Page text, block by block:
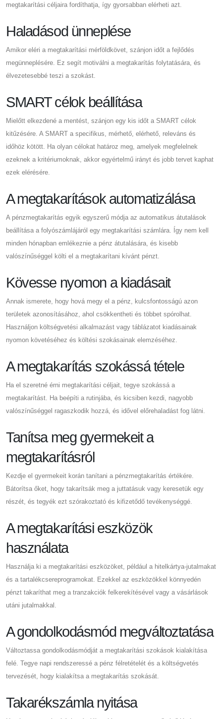
megtakarítási céljaira fordíthatja, így gyorsabban elérheti azt.
Haladásod ünneplése
Amikor eléri a megtakarítási mérföldkövet, szánjon időt a fejlődés
megünneplésére. Ez segít motiválni a megtakarítás folytatására, és
élvezetesebbé teszi a szokást.
SMART célok beállítása
Mielőtt elkezdené a mentést, szánjon egy kis időt a SMART célok
kitűzésére. A SMART a specifikus, mérhető, elérhető, releváns és
időhöz kötött. Ha olyan célokat határoz meg, amelyek megfelelnek
ezeknek a kritériumoknak, akkor egyértelmű irányt és jobb tervet kaphat
ezek elérésére.
A megtakarítások automatizálása
A pénzmegtakarítás egyik egyszerű módja az automatikus átutalások
beállítása a folyószámlájáról egy megtakarítási számlára. Így nem kell
minden hónapban emlékeznie a pénz átutalására, és kisebb
valószínűséggel költi el a megtakarítani kívánt pénzt.
Kövesse nyomon a kiadásait
Annak ismerete, hogy hová megy el a pénz, kulcsfontosságú azon
területek azonosításához, ahol csökkentheti és többet spórolhat.
Használjon költségvetési alkalmazást vagy táblázatot kiadásainak
nyomon követéséhez és költési szokásainak elemzéséhez.
A megtakarítás szokássá tétele
Ha el szeretné érni megtakarítási céljait, tegye szokássá a
megtakarítást. Ha beépíti a rutinjába, és kicsiben kezdi, nagyobb
valószínűséggel ragaszkodik hozzá, és idővel előrehaladást fog látni.
Tanítsa meg gyermekeit a
megtakarításról
Kezdje el gyermekeit korán tanítani a pénzmegtakarítás értékére.
Bátorítsa őket, hogy takarítsák meg a juttatásuk vagy keresetük egy
részét, és tegyék ezt szórakoztató és kifizetődő tevékenységgé.
A megtakarítási eszközök
használata
Használja ki a megtakarítási eszközöket, például a hitelkártya-jutalmakat
és a tartalékcsereprogramokat. Ezekkel az eszközökkel könnyedén
pénzt takaríthat meg a tranzakciók felkerekítésével vagy a vásárlások
utáni jutalmakkal.
A gondolkodásmód megváltoztatása
Változtassa gondolkodásmódját a megtakarítási szokások kialakítása
felé. Tegye napi rendszeressé a pénz félretételét és a költségvetés
tervezését, hogy kialakítsa a megtakarítás szokását.
Takarékszámla nyitása